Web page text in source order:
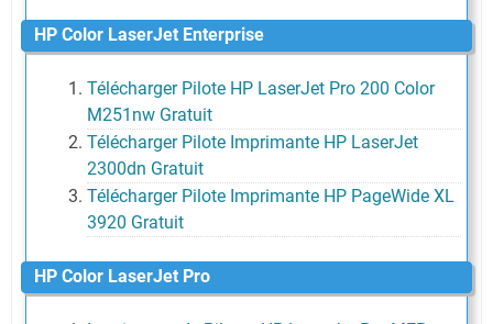
HP Color LaserJet Enterprise
Télécharger Pilote HP LaserJet Pro 200 Color
M251nw Gratuit
Télécharger Pilote Imprimante HP LaserJet
2300dn Gratuit
Télécharger Pilote Imprimante HP PageWide XL
3920 Gratuit
HP Color LaserJet Pro